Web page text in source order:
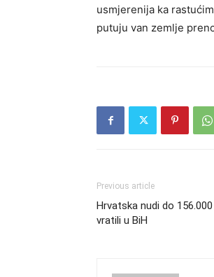
usmjerenija ka
putuju van zemlje
Previous article
Hrvatska nudi do
vratili u BiH